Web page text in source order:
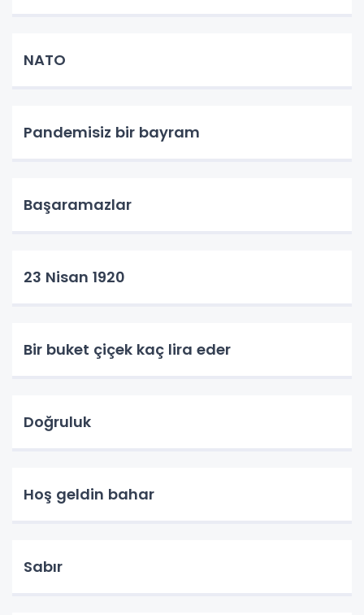
NATO
Pandemisiz bir bayram
Başaramazlar
23 Nisan 1920
Bir buket çiçek kaç lira eder
Doğruluk
Hoş geldin bahar
Sabır